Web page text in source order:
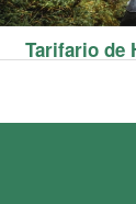
Tarifario de